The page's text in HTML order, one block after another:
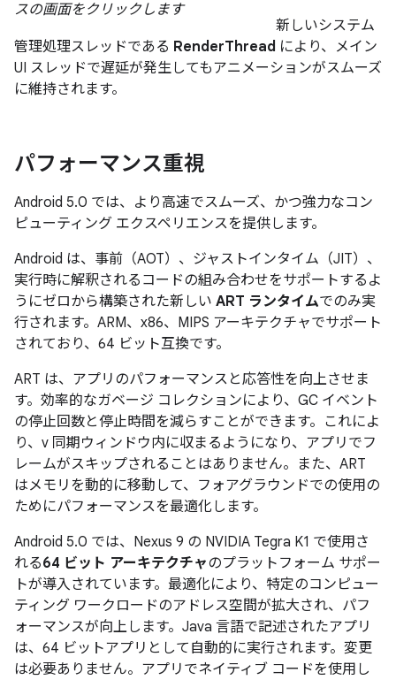
スの画面をクリックします
新しいシステム
管理処理スレッドである RenderThread により、メイン
UI スレッドで遅延が発生してもアニメーションがスムーズ
に維持されます。
パフォーマンス重視
Android 5.0 では、より高速でスムーズ、かつ強力なコン
ピューティング エクスペリエンスを提供します。
Android は、事前（AOT）、ジャストインタイム（JIT）、
実行時に解釈されるコードの組み合わせをサポートするよ
うにゼロから構築された新しい ART ランタイムでのみ実
行されます。ARM、x86、MIPS アーキテクチャでサポート
されており、64 ビット互換です。
ART は、アプリのパフォーマンスと応答性を向上させま
す。効率的なガベージ コレクションにより、GC イベント
の停止回数と停止時間を減らすことができます。これによ
り、v 同期ウィンドウ内に収まるようになり、アプリでフ
レームがスキップされることはありません。また、ART
はメモリを動的に移動して、フォアグラウンドでの使用の
ためにパフォーマンスを最適化します。
Android 5.0 では、Nexus 9 の NVIDIA Tegra K1 で使用さ
れる64 ビット アーキテクチャのプラットフォーム サポー
トが導入されています。最適化により、特定のコンピュー
ティング ワークロードのアドレス空間が拡大され、パフ
ォーマンスが向上します。Java 言語で記述されたアプリ
は、64 ビットアプリとして自動的に実行されます。変更
は必要ありません。アプリでネイティブ コードを使用し